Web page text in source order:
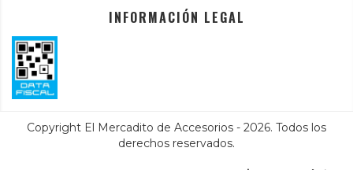
INFORMACIÓN LEGAL
Copyright El Mercadito de Accesorios - 2026. Todos los
derechos reservados.